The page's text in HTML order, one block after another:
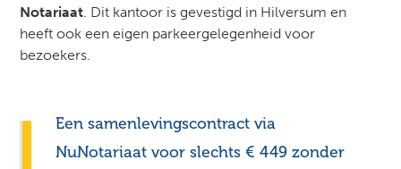
Notariaat. Dit kantoor is gevestigd in Hilversum en
heeft ook een eigen parkeergelegenheid voor
bezoekers.
Een samenlevingscontract via
NuNotariaat voor slechts € 449 zonder